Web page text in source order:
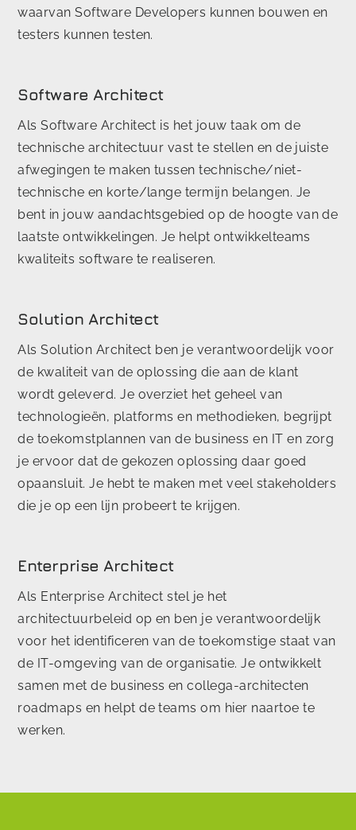
waarvan Software Developers kunnen bouwen en
testers kunnen testen.
Software Architect
Als Software Architect is het jouw taak om de
technische architectuur vast te stellen en de juiste
afwegingen te maken tussen technische/niet-
technische en korte/lange termijn belangen. Je
bent in jouw aandachtsgebied op de hoogte van de
laatste ontwikkelingen. Je helpt ontwikkelteams
kwaliteits software te realiseren.
Solution Architect
Als Solution Architect ben je verantwoordelijk voor
de kwaliteit van de oplossing die aan de klant
wordt geleverd. Je overziet het geheel van
technologieën, platforms en methodieken, begrijpt
de toekomstplannen van de business en IT en zorg
je ervoor dat de gekozen oplossing daar goed
opaansluit. Je hebt te maken met veel stakeholders
die je op een lijn probeert te krijgen.
Enterprise Architect
Als Enterprise Architect stel je het
architectuurbeleid op en ben je verantwoordelijk
voor het identificeren van de toekomstige staat van
de IT-omgeving van de organisatie. Je ontwikkelt
samen met de business en collega-architecten
roadmaps en helpt de teams om hier naartoe te
werken.